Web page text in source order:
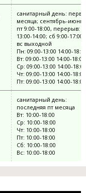
санитарный день:
месяца; сентябрь-июнь:
пт 9:00-18:00, перерыв:
13:00-14:00; сб 9:00-
вс выходной
Пн: 09:00-13:00 14:00-
Вт: 09:00-13:00 14:00-18:00
Ср: 09:00-13:00 14:00-18:00
Чт: 09:00-13:00 14:00-18:00
Пт: 09:00-13:00 14:00-18:00
санитарный день:
последняя пт месяца
Вт: 10:00-18:00
Ср: 10:00-18:00
Чт: 10:00-18:00
Пт: 10:00-18:00
Сб: 10:00-18:00
Вс: 10:00-18:00